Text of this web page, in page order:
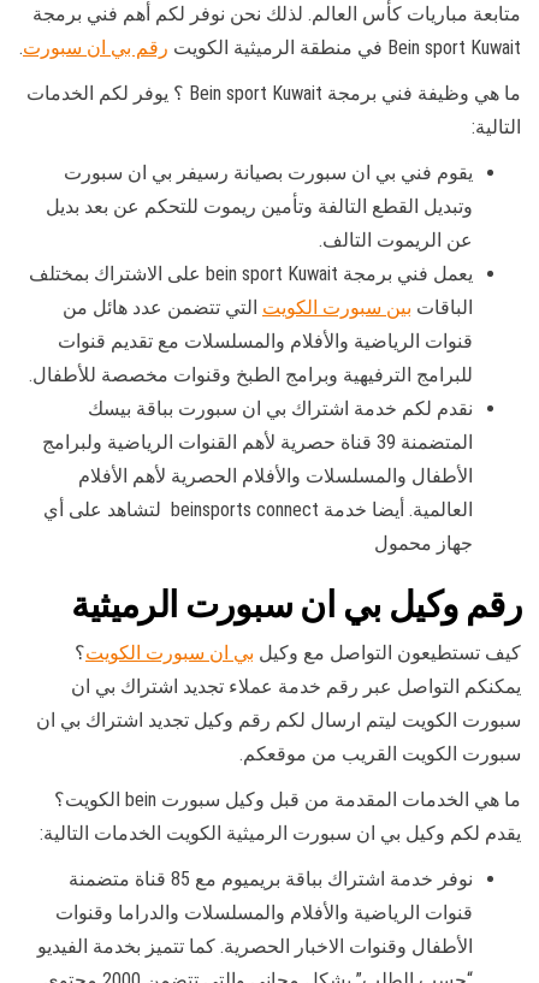
متابعة مباريات كأس العالم. لذلك نحن نوفر لكم أهم فني برمجة
Bein sport Kuwait في منطقة الرميثية الكويت
رقم بي ان سبورت.
ما هي وظيفة فني برمجة Bein sport Kuwait ؟ يوفر لكم الخدمات
التالية:
يقوم فني بي ان سبورت بصيانة رسيفر بي ان سبورت
وتبديل القطع التالفة وتأمين ريموت للتحكم عن بعد بديل
عن الريموت التالف.
يعمل فني برمجة bein sport Kuwait على الاشتراك بمختلف
الباقات بين سبورت الكويت التي تتضمن عدد هائل من
قنوات الرياضية والأفلام والمسلسلات مع تقديم قنوات
للبرامج الترفيهية وبرامج الطبخ وقنوات مخصصة للأطفال.
نقدم لكم خدمة اشتراك بي ان سبورت بباقة بيسك
المتضمنة 39 قناة حصرية لأهم القنوات الرياضية ولبرامج
الأطفال والمسلسلات والأفلام الحصرية لأهم الأفلام
العالمية. أيضا خدمة beinsports connect لتشاهد على أي
جهاز محمول
رقم وكيل بي ان سبورت الرميثية
كيف تستطيعون التواصل مع وكيل بي ان سبورت الكويت؟
يمكنكم التواصل عبر رقم خدمة عملاء تجديد اشتراك بي ان
سبورت الكويت ليتم ارسال لكم رقم وكيل تجديد اشتراك بي ان
سبورت الكويت القريب من موقعكم.
ما هي الخدمات المقدمة من قبل وكيل سبورت bein الكويت؟
يقدم لكم وكيل بي ان سبورت الرميثية الكويت الخدمات التالية:
نوفر خدمة اشتراك بباقة بريميوم مع 85 قناة متضمنة
قنوات الرياضية والأفلام والمسلسلات والدراما وقنوات
الأطفال وقنوات الاخبار الحصرية. كما تتميز بخدمة الفيديو